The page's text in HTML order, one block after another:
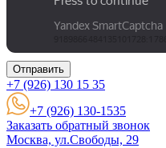
Отправить
+7 (926) 130 15 35
+7 (926) 130-1535
Заказать обратный звонок
Москва, ул.Свободы, 29